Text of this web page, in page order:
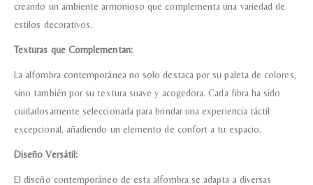
creando un ambiente armonioso que complementa una variedad de
estilos decorativos.
Texturas que Complementan:
La alfombra contemporánea no solo destaca por su paleta de colores,
sino también por su textura suave y acogedora. Cada fibra ha sido
cuidadosamente seleccionada para brindar una experiencia táctil
excepcional, añadiendo un elemento de confort a tu espacio.
Diseño Versátil:
El diseño contemporáneo de esta alfombra se adapta a diversas